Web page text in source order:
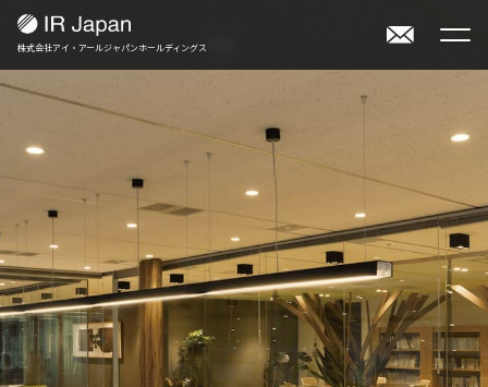
株式会社アイ・アールジャパンホールディングス